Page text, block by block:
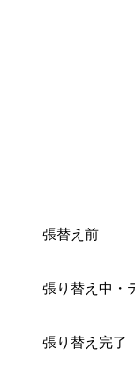
張替え前
張り替え中・
張り替え完了